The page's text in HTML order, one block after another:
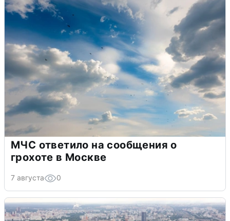
МЧС ответило на сообщения о
грохоте в Москве
7 августа 0